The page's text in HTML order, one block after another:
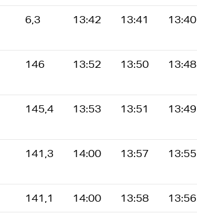
6,3 13:42 13:41 13:40
146 13:52 13:50 13:48
145,4 13:53 13:51 13:49
141,3 14:00 13:57 13:55
141,1 14:00 13:58 13:56